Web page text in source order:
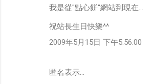
我是從"點心餅"網站到現在...
祝站長生日快樂^^
2009年5月15日 下午5:56:00
匿名表示…